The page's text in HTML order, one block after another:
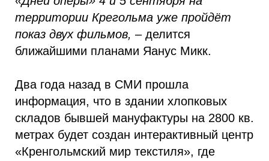
территории Крегольма уже пройдёт
показ двух фильмов, – делится
ближайшими планами Яанус Микк.
Два года назад в СМИ прошла
информация, что в здании хлопковых
складов бывшей мануфактуры на 2800 кв.
метрах будет создан интерактивный центр
«Кренгольмский мир текстиля», где